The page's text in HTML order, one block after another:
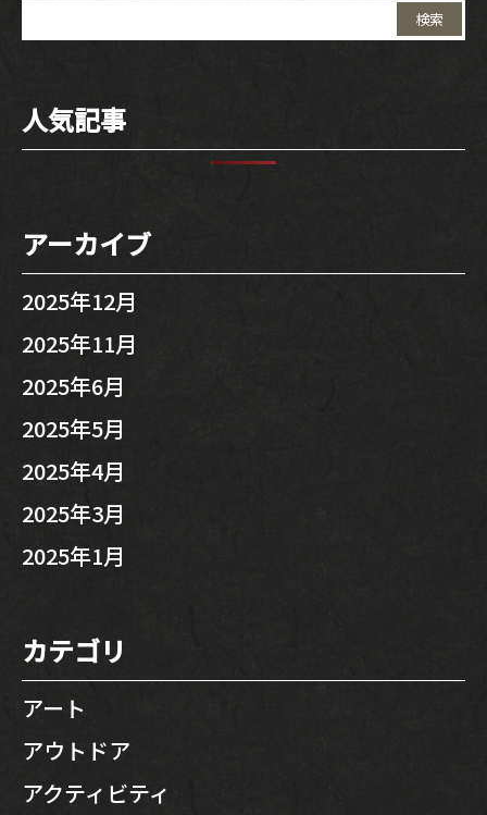
ACCESS /
JP EN
人気記事
アーカイブ
2025年12月
2025年11月
2025年6月
2025年5月
2025年4月
2025年3月
2025年1月
カテゴリ
アート
アウトドア
アクティビティ